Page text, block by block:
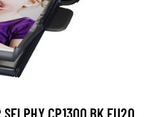
SELPHY CP1300 BK EU20